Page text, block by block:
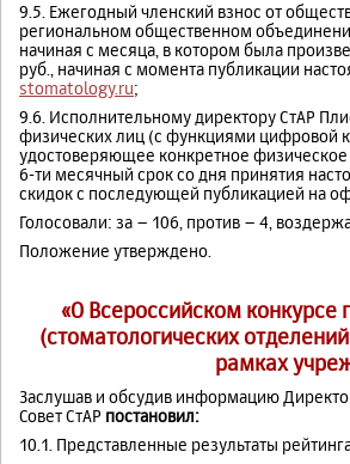
9.5. Ежегодный членский взнос от
региональном общественном
начиная с месяца, в котором была
руб., начиная с момента публикации
stomatology.ru;
9.6. Исполнительному директору СтАР
физических лиц (с функциями цифровой
удостоверяющее конкретное
6-ти месячный срок со дня принятия
скидок с последующей публикацией на
Голосовали: за – 106, против – 4,
Положение утверждено.
«О Всероссийском конкурсе
(стоматологических
рамках
Заслушав и обсудив информацию
Совет СтАР постановил:
10.1. Представленные результаты